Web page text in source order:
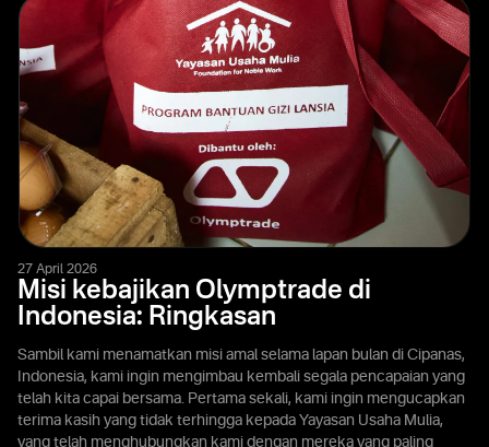
27 April 2026
Misi kebajikan Olymptrade di
Indonesia: Ringkasan
Sambil kami menamatkan misi amal selama lapan bulan di Cipanas,
Indonesia, kami ingin mengimbau kembali segala pencapaian yang
telah kita capai bersama. Pertama sekali, kami ingin mengucapkan
terima kasih yang tidak terhingga kepada Yayasan Usaha Mulia,
yang telah menghubungkan kami dengan mereka yang paling